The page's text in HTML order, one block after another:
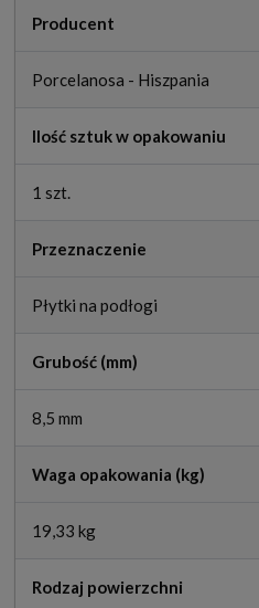
Producent
Porcelanosa - Hiszpania
Ilość sztuk w opakowaniu
1 szt.
Przeznaczenie
Płytki na podłogi
Grubość (mm)
8,5 mm
Waga opakowania (kg)
19,33 kg
Rodzaj powierzchni